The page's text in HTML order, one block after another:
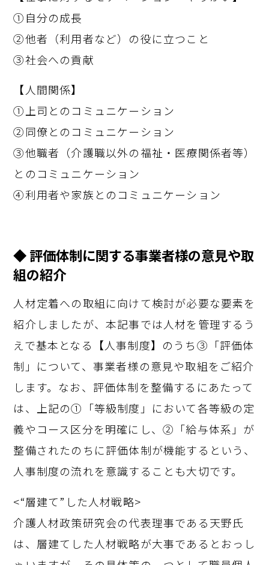
①自分の成長
②他者（利用者など）の役に立つこと
③社会への貢献
【人間関係】
①上司とのコミュニケーション
②同僚とのコミュニケーション
③他職者（介護職以外の福祉・医療関係者等）
とのコミュニケーション
④利用者や家族とのコミュニケーション
◆ 評価体制に関する事業者様の意見や取
組の紹介
人材定着への取組に向けて検討が必要な要素を
紹介しましたが、本記事では人材を管理するう
えで基本となる【人事制度】のうち③「評価体
制」について、事業者様の意見や取組をご紹介
します。なお、評価体制を整備するにあたって
は、上記の①「等級制度」において各等級の定
義やコース区分を明確にし、②「給与体系」が
整備されたのちに評価体制が機能するという、
人事制度の流れを意識することも大切です。
<“層建て”した人材戦略>
介護人材政策研究会の代表理事である天野氏
は、層建てした人材戦略が大事であるとおっし